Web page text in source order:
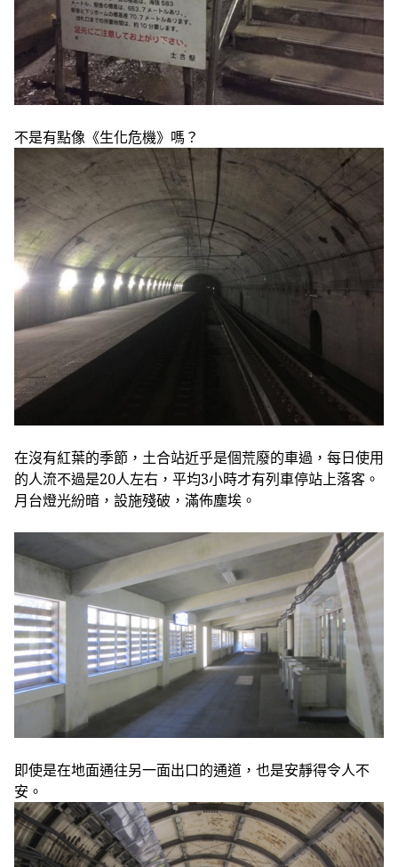
不是有點像《生化危機》嗎？
在沒有紅葉的季節，土合站近乎是個荒廢的車過，每日使用
的人流不過是20人左右，平均3小時才有列車停站上落客。
月台燈光紛暗，設施殘破，滿佈塵埃。
即使是在地面通往另一面出口的通道，也是安靜得令人不
安。